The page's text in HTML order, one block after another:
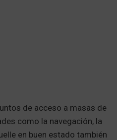
de acceso a masas de
como la navegación, la
en buen estado también